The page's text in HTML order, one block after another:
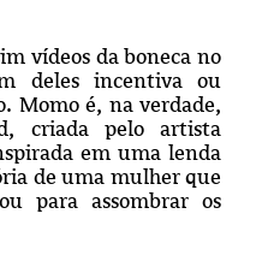
vídeos da boneca no
deles incentiva ou
Momo é, na verdade,
criada pelo artista
em uma lenda
de uma mulher que
para assombrar os